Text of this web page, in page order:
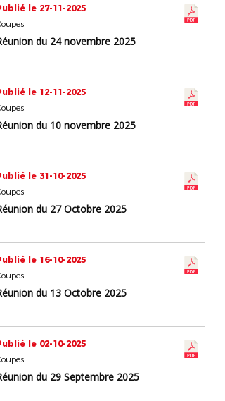
le 27-11-2025
du 24 novembre 2025
le 12-11-2025
du 10 novembre 2025
le 31-10-2025
du 27 Octobre 2025
le 16-10-2025
du 13 Octobre 2025
le 02-10-2025
du 29 Septembre 2025